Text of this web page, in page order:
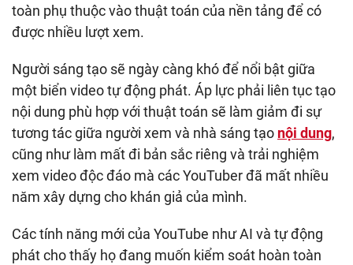
toàn phụ thuộc vào thuật toán của nền tảng để có
được nhiều lượt xem.
Người sáng tạo sẽ ngày càng khó để nổi bật giữa
một biển video tự động phát. Áp lực phải liên tục tạo
nội dung phù hợp với thuật toán sẽ làm giảm đi sự
tương tác giữa người xem và nhà sáng tạo nội dung,
cũng như làm mất đi bản sắc riêng và trải nghiệm
xem video độc đáo mà các YouTuber đã mất nhiều
năm xây dựng cho khán giả của mình.
Các tính năng mới của YouTube như AI và tự động
phát cho thấy họ đang muốn kiểm soát hoàn toàn